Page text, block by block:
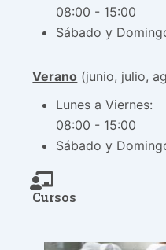
08:00 - 15:00
Sábado y
Verano (junio, julio,
Lunes a Viernes:
08:00 - 15:00
Sábado y
Cursos